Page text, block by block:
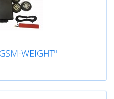
WEIGHT"